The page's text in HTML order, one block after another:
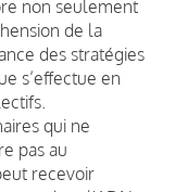
non seulement
de la
des stratégies
s’effectue en
qui ne
pas au
recevoir